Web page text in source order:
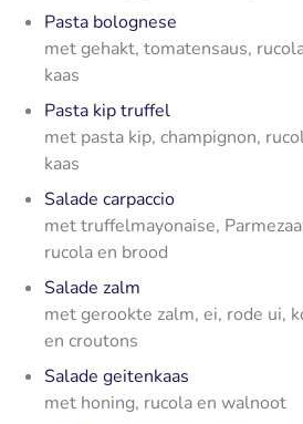
Pasta bolognese
met gehakt, tomatensaus,
kaas
Pasta kip truffel
met pasta kip, champignon,
kaas
Salade carpaccio
met truffelmayonaise,
rucola en brood
Salade zalm
met gerookte zalm, ei, rode ui,
en croutons
Salade geitenkaas
met honing, rucola en walnoot